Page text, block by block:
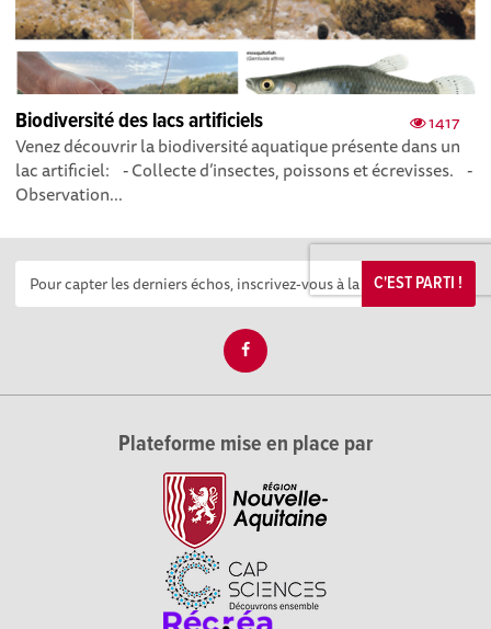
1417
Biodiversité des lacs artificiels
Venez découvrir la biodiversité aquatique présente dans un
lac artificiel: - Collecte d’insectes, poissons et écrevisses. -
Observation...
C'EST PARTI !
Plateforme mise en place par